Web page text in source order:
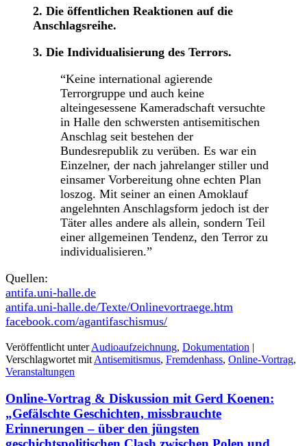
2. Die öffentlichen Reaktionen auf die
Anschlagsreihe.
3. Die Individualisierung des Terrors.
“Keine international agierende
Terrorgruppe und auch keine
alteingesessene Kameradschaft versuchte
in Halle den schwersten antisemitischen
Anschlag seit bestehen der
Bundesrepublik zu verüben. Es war ein
Einzelner, der nach jahrelanger stiller und
einsamer Vorbereitung ohne echten Plan
loszog. Mit seiner an einen Amoklauf
angelehnten Anschlagsform jedoch ist der
Täter alles andere als allein, sondern Teil
einer allgemeinen Tendenz, den Terror zu
individualisieren.”
Quellen:
antifa.uni-halle.de
antifa.uni-halle.de/Texte/Onlinevortraege.htm
facebook.com/agantifaschismus/
Veröffentlicht unter Audioaufzeichnung, Dokumentation |
Verschlagwortet mit Antisemitismus, Fremdenhass, Online-Vortrag,
Veranstaltungen
Online-Vortrag & Diskussion mit Gerd Koenen:
„Gefälschte Geschichten, missbrauchte
Erinnerungen – über den jüngsten